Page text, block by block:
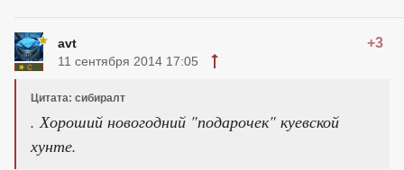
avt +3
11 сентября 2014 17:05
Цитата: сибиралт
. Хороший новогодний "подарочек" куевской
хунте.